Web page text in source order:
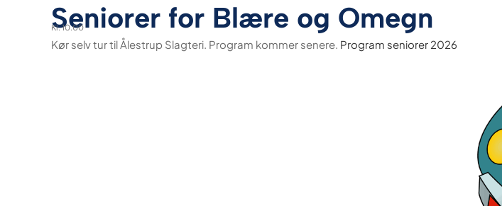
Seniorer for Blære og Omegn
Kl. 10.00
Kør selv tur til Ålestrup Slagteri. Program kommer senere. Program seniorer 2026